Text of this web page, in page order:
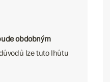
obdobným
lze tuto lhůtu